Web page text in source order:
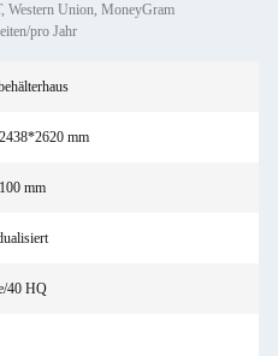
Western Union, MoneyGram
pro Jahr
mm
mm
40 HQ